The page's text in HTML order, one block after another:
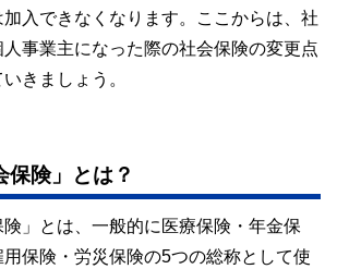
、快適でより良い生活のアイデアを提供するお金の
ルジュを目指します。
加入できなくなります。ここからは、社
事業主になった際の社会保険の変更点
きましょう。
保険」とは？
」とは、一般的に医療保険・年金保
保険・労災保険の5つの総称として使